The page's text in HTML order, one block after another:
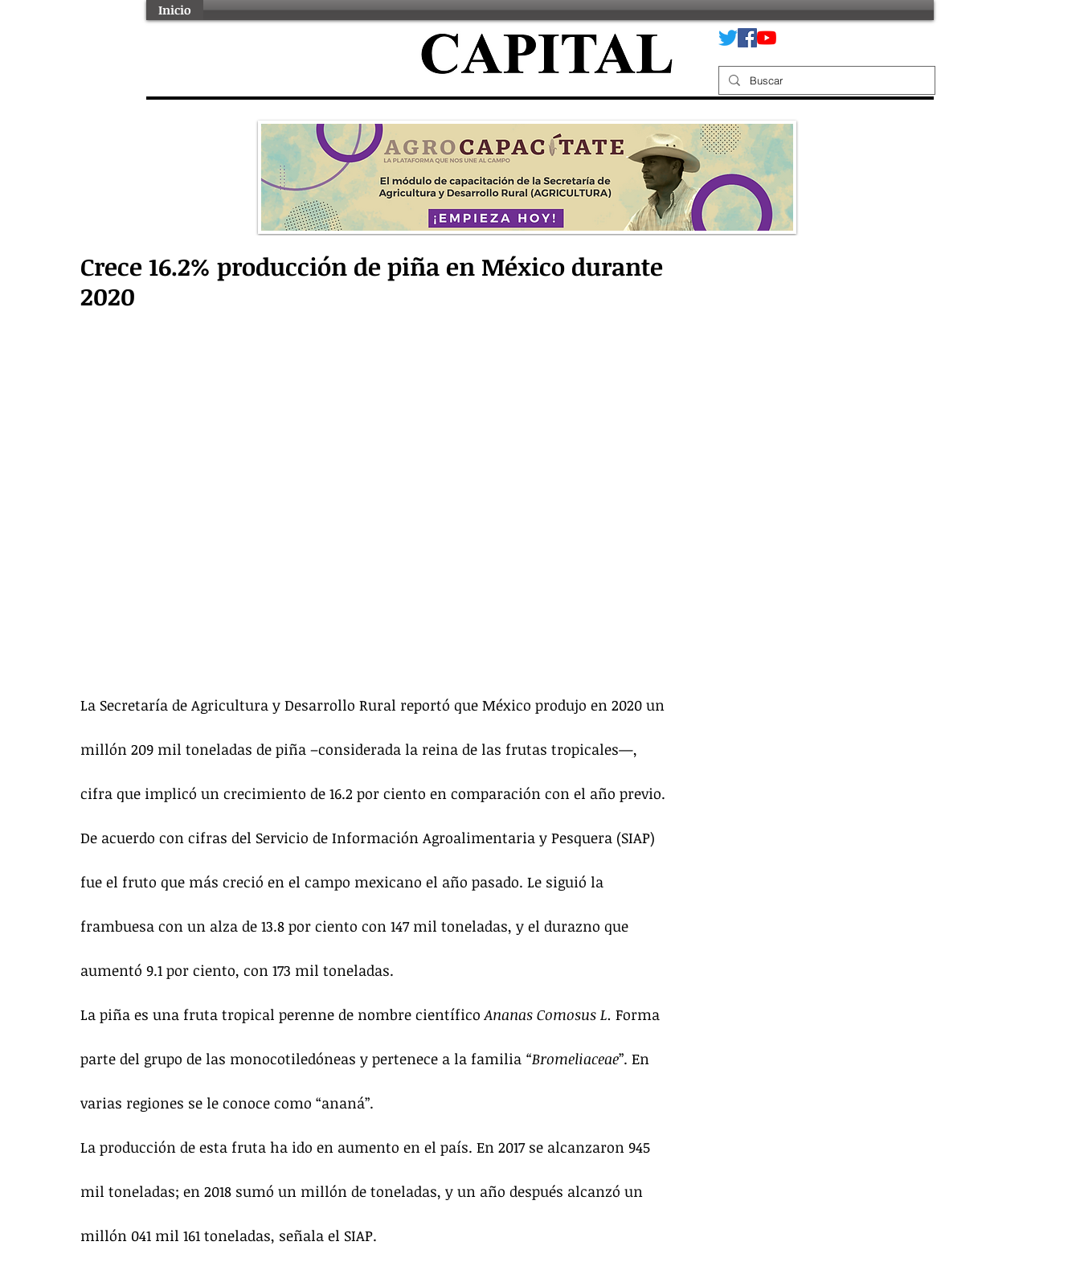
Inicio
Crece 16.2% producción de piña en México durante
2020
La Secretaría de Agricultura y Desarrollo Rural reportó que México produjo en 2020 un
millón 209 mil toneladas de piña –considerada la reina de las frutas tropicales—,
cifra que implicó un crecimiento de 16.2 por ciento en comparación con el año previo.
De acuerdo con cifras del Servicio de Información Agroalimentaria y Pesquera (SIAP)
fue el fruto que más creció en el campo mexicano el año pasado. Le siguió la
frambuesa con un alza de 13.8 por ciento con 147 mil toneladas, y el durazno que
aumentó 9.1 por ciento, con 173 mil toneladas.
La piña es una fruta tropical perenne de nombre científico Ananas Comosus L. Forma
parte del grupo de las monocotiledóneas y pertenece a la familia “Bromeliaceae”. En
varias regiones se le conoce como “ananá”.
La producción de esta fruta ha ido en aumento en el país. En 2017 se alcanzaron 945
mil toneladas; en 2018 sumó un millón de toneladas, y un año después alcanzó un
millón 041 mil 161 toneladas, señala el SIAP.